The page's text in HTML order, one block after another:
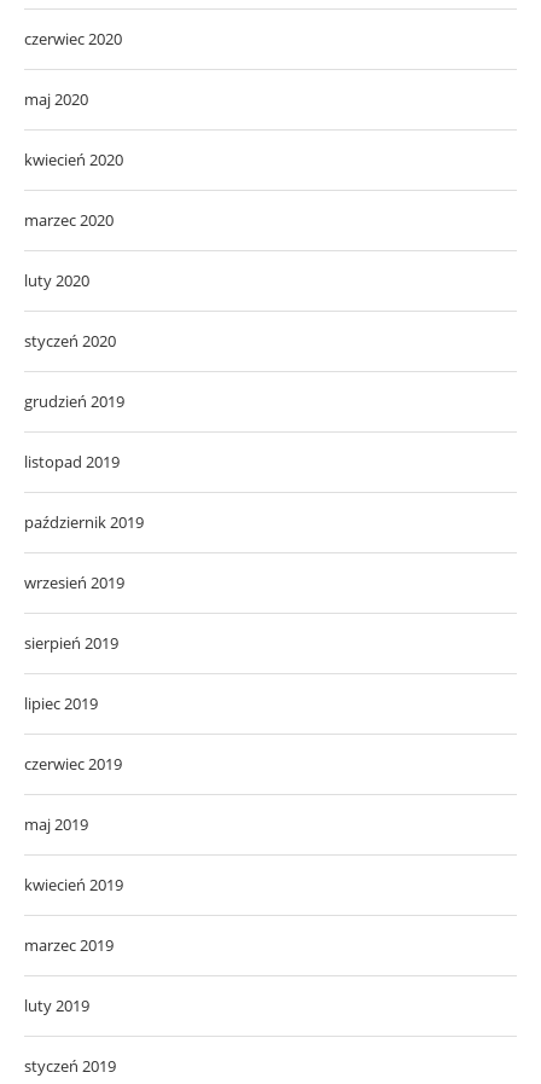
czerwiec 2020
maj 2020
kwiecień 2020
marzec 2020
luty 2020
styczeń 2020
grudzień 2019
listopad 2019
październik 2019
wrzesień 2019
sierpień 2019
lipiec 2019
czerwiec 2019
maj 2019
kwiecień 2019
marzec 2019
luty 2019
styczeń 2019